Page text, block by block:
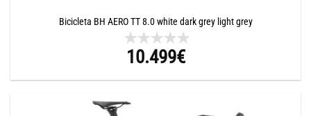
Bicicleta BH AERO TT 8.0 white dark grey light grey
10.499€